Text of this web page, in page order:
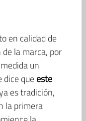
en calidad de
la marca, por
un
queeste
es tradición,
la primera